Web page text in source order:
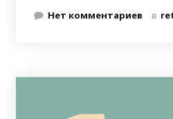
Нет комментариев в